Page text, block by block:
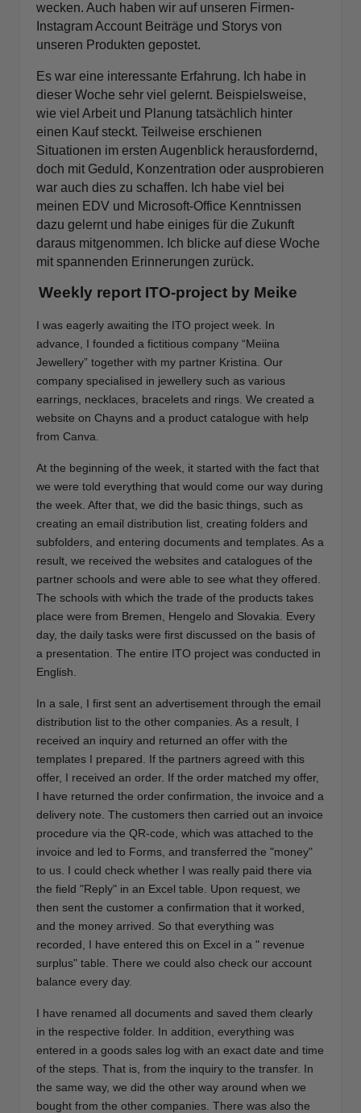
wecken. Auch haben wir auf unseren Firmen-
Instagram Account Beiträge und Storys von
unseren Produkten gepostet.
Es war eine interessante Erfahrung. Ich habe in
dieser Woche sehr viel gelernt. Beispielsweise,
wie viel Arbeit und Planung tatsächlich hinter
einen Kauf steckt. Teilweise erschienen
Situationen im ersten Augenblick herausfordernd,
doch mit Geduld, Konzentration oder ausprobieren
war auch dies zu schaffen. Ich habe viel bei
meinen EDV und Microsoft-Office Kenntnissen
dazu gelernt und habe einiges für die Zukunft
daraus mitgenommen. Ich blicke auf diese Woche
mit spannenden Erinnerungen zurück.
Weekly report ITO-project by Meike
I was eagerly awaiting the ITO project week. In
advance, I founded a fictitious company “Meiina
Jewellery” together with my partner Kristina. Our
company specialised in jewellery such as various
earrings, necklaces, bracelets and rings. We created a
website on Chayns and a product catalogue with help
from Canva.
At the beginning of the week, it started with the fact that
we were told everything that would come our way during
the week. After that, we did the basic things, such as
creating an email distribution list, creating folders and
subfolders, and entering documents and templates. As a
result, we received the websites and catalogues of the
partner schools and were able to see what they offered.
The schools with which the trade of the products takes
place were from Bremen, Hengelo and Slovakia. Every
day, the daily tasks were first discussed on the basis of
a presentation. The entire ITO project was conducted in
English.
In a sale, I first sent an advertisement through the email
distribution list to the other companies. As a result, I
received an inquiry and returned an offer with the
templates I prepared. If the partners agreed with this
offer, I received an order. If the order matched my offer,
I have returned the order confirmation, the invoice and a
delivery note. The customers then carried out an invoice
procedure via the QR-code, which was attached to the
invoice and led to Forms, and transferred the "money"
to us. I could check whether I was really paid there via
the field "Reply" in an Excel table. Upon request, we
then sent the customer a confirmation that it worked,
and the money arrived. So that everything was
recorded, I have entered this on Excel in a " revenue
surplus" table. There we could also check our account
balance every day.
I have renamed all documents and saved them clearly
in the respective folder. In addition, everything was
entered in a goods sales log with an exact date and time
of the steps. That is, from the inquiry to the transfer. In
the same way, we did the other way around when we
bought from the other companies. There was also the